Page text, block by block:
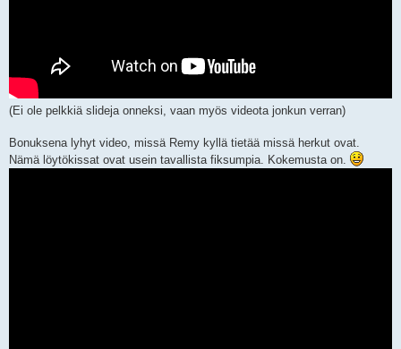
(Ei ole pelkkiä slideja onneksi, vaan myös videota jonkun verran)
Bonuksena lyhyt video, missä Remy kyllä tietää missä herkut ovat.
Nämä löytökissat ovat usein tavallista fiksumpia. Kokemusta on.